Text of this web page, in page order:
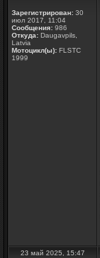
Зарегистрирован: 30
июл 2017, 11:04
Сообщения: 986
Откуда: Daugavpils,
Latvia
Мотоцикл(ы): FLSTC
1999
23 май 2025, 15:47